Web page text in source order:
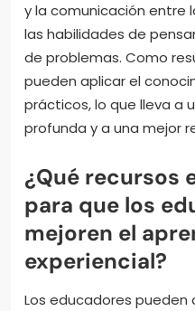
y la comunicación entre
las habilidades de
de problemas. Como
pueden aplicar el
prácticos, lo que lleva a
profunda y a una mejor
¿Qué recursos
para que los
mejoren el
experiencial?
Los educadores pueden